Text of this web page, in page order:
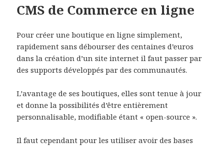
CMS de Commerce en ligne
Pour créer une boutique en ligne simplement,
rapidement sans débourser des centaines d’euros
dans la création d’un site internet il faut passer par
des supports développés par des communautés.
L’avantage de ses boutiques, elles sont tenue à jour
et donne la possibilités d’être entièrement
personnalisable, modifiable étant « open-source ».
Il faut cependant pour les utiliser avoir des bases